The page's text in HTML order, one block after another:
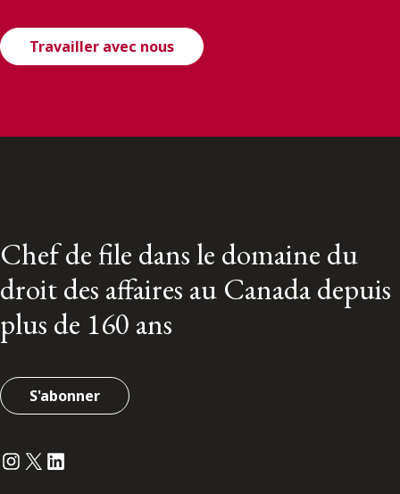
Travailler avec nous
Chef de file dans le domaine du
droit des affaires au Canada depuis
plus de 160 ans
S'abonner
Instagram
Twitter
LinkedIn